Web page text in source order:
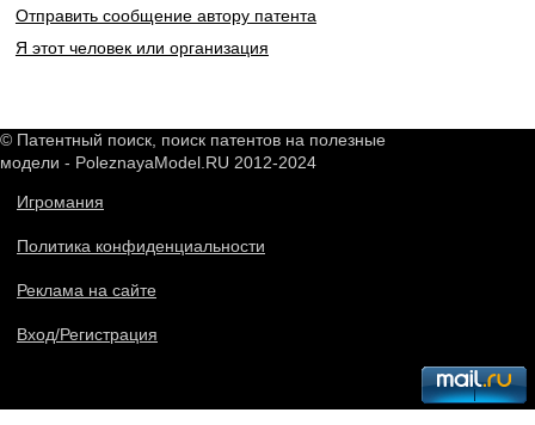
Отправить сообщение автору патента
Я этот человек или организация
© Патентный поиск, поиск патентов на полезные
модели - PoleznayaModel.RU 2012-2024
Игромания
Политика конфиденциальности
Реклама на сайте
Вход/Регистрация